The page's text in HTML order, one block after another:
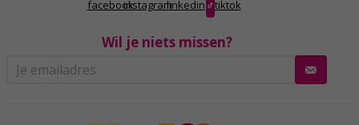
facebookinstagramlinkedin tiktok
Wil je niets missen?